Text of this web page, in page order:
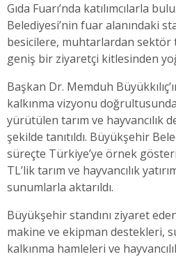
Gıda Fuarı’nda katılımcılarla
Belediyesi’nin fuar alanındaki
besicilere, muhtarlardan sektör
geniş bir ziyaretçi kitlesinden
Başkan Dr. Memduh
kalkınma vizyonu
yürütülen tarım ve hayvancılık
şekilde tanıtıldı. Büyükşehir
süreçte Türkiye’ye örnek
TL’lik tarım ve hayvancılık
sunumlarla aktarıldı.
Büyükşehir standını ziyaret
makine ve ekipman destekleri,
kalkınma hamleleri ve